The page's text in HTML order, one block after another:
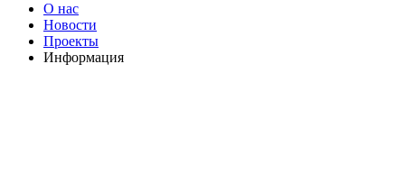
О нас
Новости
Проекты
Информация